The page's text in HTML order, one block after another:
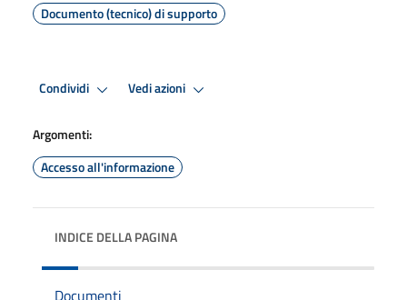
Documento (tecnico) di supporto
Condividi Vedi azioni
Argomenti:
Accesso all'informazione
INDICE DELLA PAGINA
Documenti